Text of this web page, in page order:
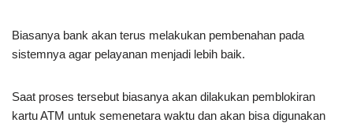
Biasanya bank akan terus melakukan pembenahan pada
sistemnya agar pelayanan menjadi lebih baik.
Saat proses tersebut biasanya akan dilakukan pemblokiran
kartu ATM untuk semenetara waktu dan akan bisa digunakan